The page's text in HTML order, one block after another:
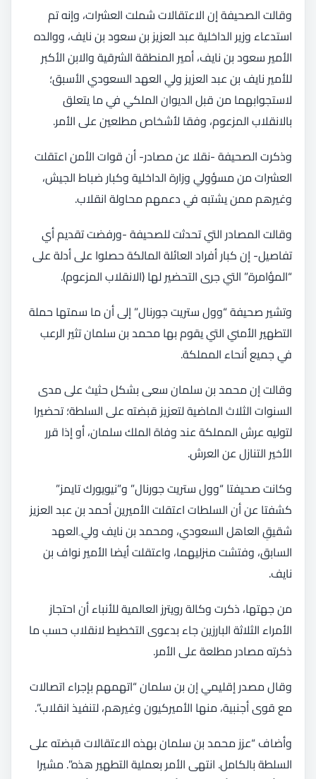
وقالت الصحيفة إن الاعتقالات شملت العشرات، وإنه تم
استدعاء وزير الداخلية عبد العزيز بن سعود بن نايف، ووالده
الأمير سعود بن نايف، أمير المنطقة الشرقية والابن الأكبر
للأمير نايف بن عبد العزيز ولي العهد السعودي الأسبق؛
لاستجوابهما من قبل الديوان الملكي في ما يتعلق
بالانقلاب المزعوم، وفقا لأشخاص مطلعين على الأمر.
وذكرت الصحيفة -نقلا عن مصادر- أن قوات الأمن اعتقلت
العشرات من مسؤولي وزارة الداخلية وكبار ضباط الجيش،
وغيرهم ممن يشتبه في دعمهم محاولة انقلاب.
وقالت المصادر التي تحدثت للصحيفة -ورفضت تقديم أي
تفاصيل- إن كبار أفراد العائلة المالكة حصلوا على أدلة على
“المؤامرة” التي جرى التحضير لها (الانقلاب المزعوم).
وتشير صحيفة “وول ستريت جورنال” إلى أن ما سمتها حملة
التطهير الأمني التي يقوم بها محمد بن سلمان تثير الرعب
في جميع أنحاء المملكة.
وقالت إن محمد بن سلمان سعى بشكل حثيث على مدى
السنوات الثلاث الماضية لتعزيز قبضته على السلطة؛ تحضيرا
لتوليه عرش المملكة عند وفاة الملك سلمان، أو إذا قرر
الأخير التنازل عن العرش.
وكانت صحيفتا “وول ستريت جورنال” و”نيويورك تايمز”
كشفتا عن أن السلطات اعتقلت الأميرين أحمد بن عبد العزيز
شقيقِ العاهل السعودي، ومحمد بن نايف ولي ِالعهد
السابق، وفتشت منزليهما، واعتقلت أيضا الأمير نواف بن
نايف.
من جهتها، ذكرت وكالة رويترز العالمية للأنباء أن احتجاز
الأمراء الثلاثة البارزين جاء بدعوى التخطيط لانقلاب حسب ما
ذكرته مصادر مطلعة على الأمر.
وقال مصدر إقليمي إن بن سلمان “اتهمهم بإجراء اتصالات
مع قوى أجنبية، منها الأميركيون وغيرهم، لتنفيذ انقلاب”.
وأضاف “عزز محمد بن سلمان بهذه الاعتقالات قبضته على
السلطة بالكامل. انتهى الأمر بعملية التطهير هذه”. مشيرا